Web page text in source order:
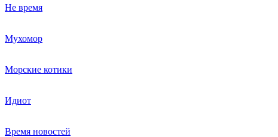
Не время
Мухомор
Морские котики
Идиот
Время новостей